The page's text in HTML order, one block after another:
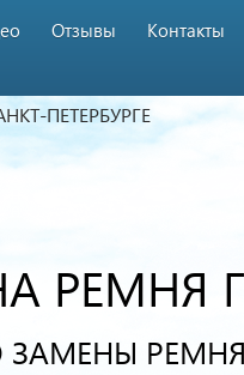
ПЕТЕРБУРГЕ
Отзывы Контакты
РЕМНЯ